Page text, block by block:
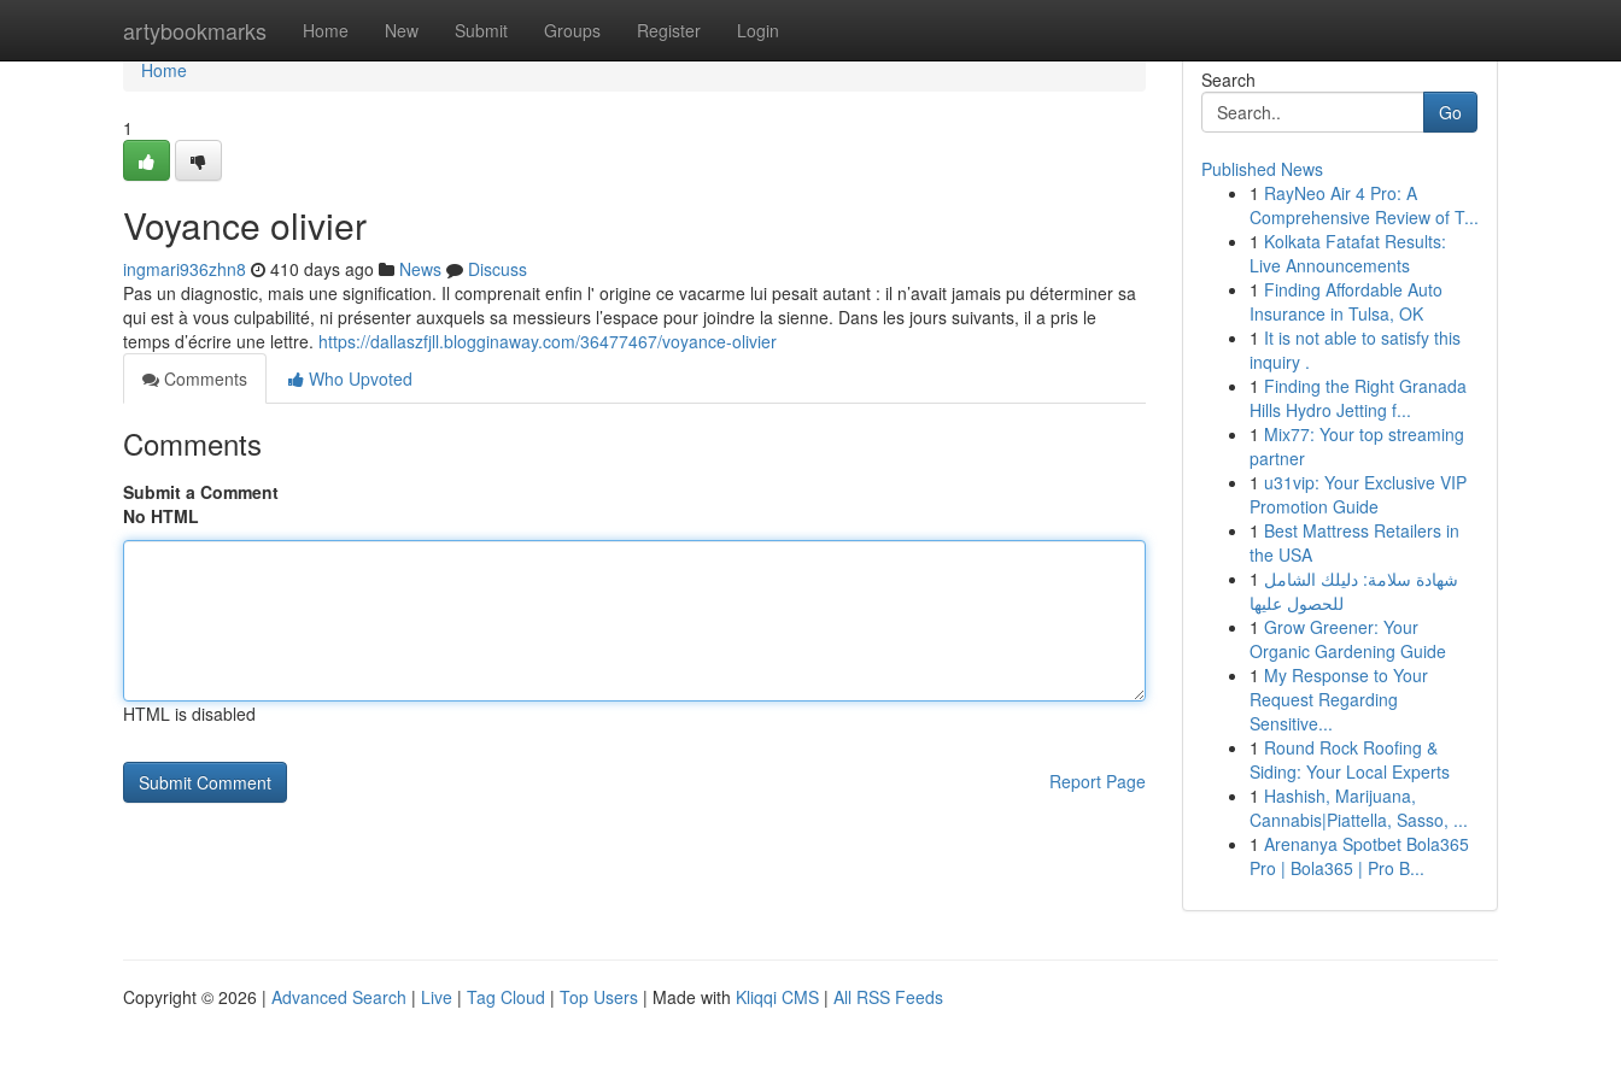
artybookmarks Home New Submit Groups Register Login
Home
Home
1
Voyance olivier
ingmari936zhn8 410 days ago News
Discuss
Pas un diagnostic, mais une signification. Il comprenait enfin l' origine ce vacarme lui pesait autant : il n’avait jamais pu déterminer sa
qui est à vous culpabilité, ni présenter auxquels sa messieurs l’espace pour joindre la sienne. Dans les jours suivants, il a pris le
temps d’écrire une lettre. https://dallaszfjll.blogginaway.com/36477467/voyance-olivier
Comments
Who Upvoted
Comments
Submit a Comment
No HTML
HTML is disabled
Report Page
Search
Go
Published News
1 RayNeo Air 4 Pro: A
Comprehensive Review of T...
1 Kolkata Fatafat Results:
Live Announcements
1 Finding Affordable Auto
Insurance in Tulsa, OK
1 It is not able to satisfy this
inquiry .
1 Finding the Right Granada
Hills Hydro Jetting f...
1 Mix77: Your top streaming
partner
1 u31vip: Your Exclusive VIP
Promotion Guide
1 Best Mattress Retailers in
the USA
1 شهادة سلامة: دليلك الشامل
للحصول عليها
1 Grow Greener: Your
Organic Gardening Guide
1 My Response to Your
Request Regarding
Sensitive...
1 Round Rock Roofing &
Siding: Your Local Experts
1 Hashish, Marijuana,
Cannabis|Piattella, Sasso, ...
1 Arenanya Spotbet Bola365
Pro | Bola365 | Pro B...
Copyright © 2026 | Advanced Search | Live | Tag Cloud | Top Users | Made with Kliqqi CMS | All RSS Feeds